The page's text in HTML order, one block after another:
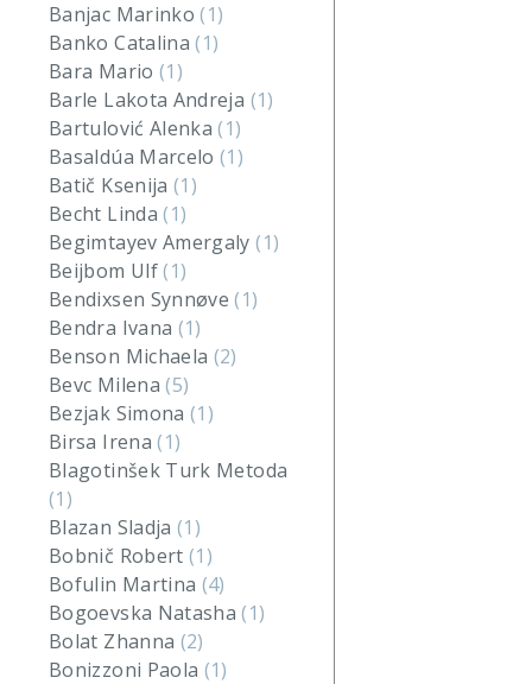
Banjac Marinko(1)
Banko Catalina(1)
Bara Mario (1)
Barle Lakota Andreja (1)
Bartulović Alenka(1)
Basaldúa Marcelo(1)
Batič Ksenija(1)
Becht Linda(1)
Begimtayev Amergaly(1)
Beijbom Ulf(1)
Bendixsen Synnøve(1)
Bendra Ivana (1)
Benson Michaela (2)
Bevc Milena(5)
Bezjak Simona(1)
Birsa Irena(1)
Blagotinšek Turk Metoda
(1)
Blazan Sladja(1)
Bobnič Robert(1)
Bofulin Martina (4)
Bogoevska Natasha(1)
Bolat Zhanna (2)
Bonizzoni Paola (1)